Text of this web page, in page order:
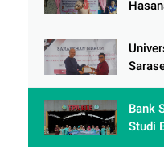
Bank
Studi